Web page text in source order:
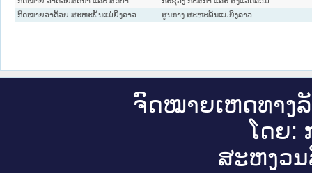
ກົດໝາຍວ່າດ້ວຍ ສະຫະພັນແມ່ຍິງລາວ
ສູນກາງ ສະຫະພັນແມ່ຍິງລາວ
ຈົດ​ໝາຍ​ເຫດ​ທາງ​
ໂດຍ:
ສະ​ຫງວນ​